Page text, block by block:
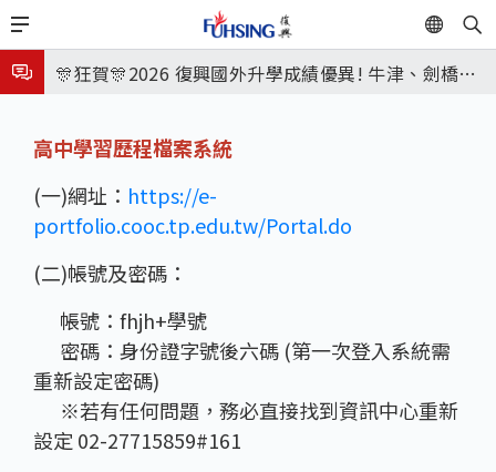
移
至
主
內
EN
🎉🎉🎉狂賀! 12望蘇同學榮錄MIT麻省理工學院，本校
連續兩年錄取世界第一學府！
🎊狂賀🎊2026 復興國外升學成績優異! 牛津、劍橋首
取標準、62%達台大錄取標準。各組合4科60級分9人
🎊
8月3日 分科成績公布
臺北市2026城鎮韌性(防空)演習訂於8月13日(四) 14
制與避難演練，以免受罰。
🎉🎉🎉狂賀! 12望蘇同學榮錄MIT麻省理工學院，本校
連續兩年錄取世界第一學府！
880
高中學習歷程檔案系統
(一)網址： https://e-
portfolio.cooc.tp.edu.tw/Portal.do
(二)帳號及密碼：
帳號：fhjh+學號
密碼：身份證字號後六碼 (第一次登入系統需
重新設定密碼)
※若有任何問題，務必直接找到資訊中心重新
設定 02-27715859#161